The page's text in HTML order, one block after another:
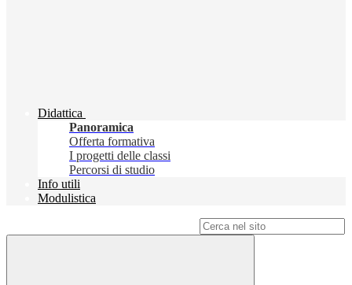
Didattica
Panoramica
Offerta formativa
I progetti delle classi
Percorsi di studio
Info utili
Modulistica